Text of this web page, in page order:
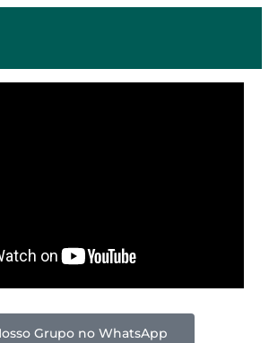
Grupo no WhatsApp